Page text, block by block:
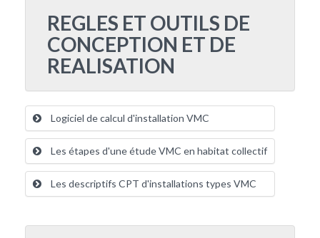
REGLES ET OUTILS DE
CONCEPTION ET DE
REALISATION
Logiciel de calcul d'installation VMC
Les étapes d'une étude VMC en habitat collectif
Les descriptifs CPT d'installations types VMC